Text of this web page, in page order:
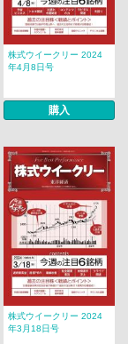
株式ウイークリー 2024
年4月8日号
購入
株式ウイークリー 2024
年3月18日号